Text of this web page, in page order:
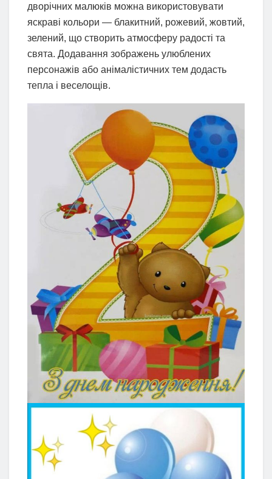
дворічних малюків можна використовувати
яскраві кольори — блакитний, рожевий, жовтий,
зелений, що створить атмосферу радості та
свята. Додавання зображень улюблених
персонажів або анімалістичних тем додасть
тепла і веселощів.